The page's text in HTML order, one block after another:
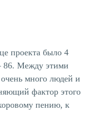
проекта было 4
86. Между этими
много людей и
фактор этого
пению, к